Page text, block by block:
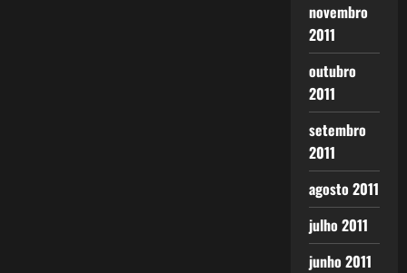
novembro
2011
outubro
2011
setembro
2011
agosto 2011
julho 2011
junho 2011